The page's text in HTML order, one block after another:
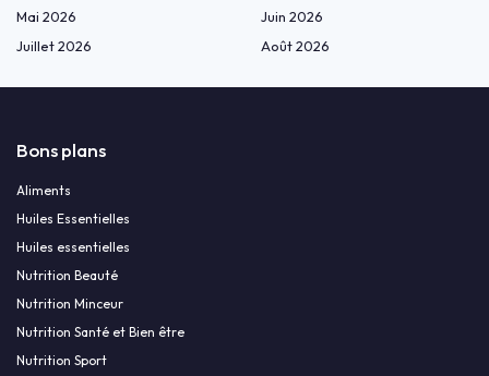
Mai 2026
Juin 2026
Juillet 2026
Août 2026
Bons plans
Aliments
Huiles Essentielles
Huiles essentielles
Nutrition Beauté
Nutrition Minceur
Nutrition Santé et Bien être
Nutrition Sport